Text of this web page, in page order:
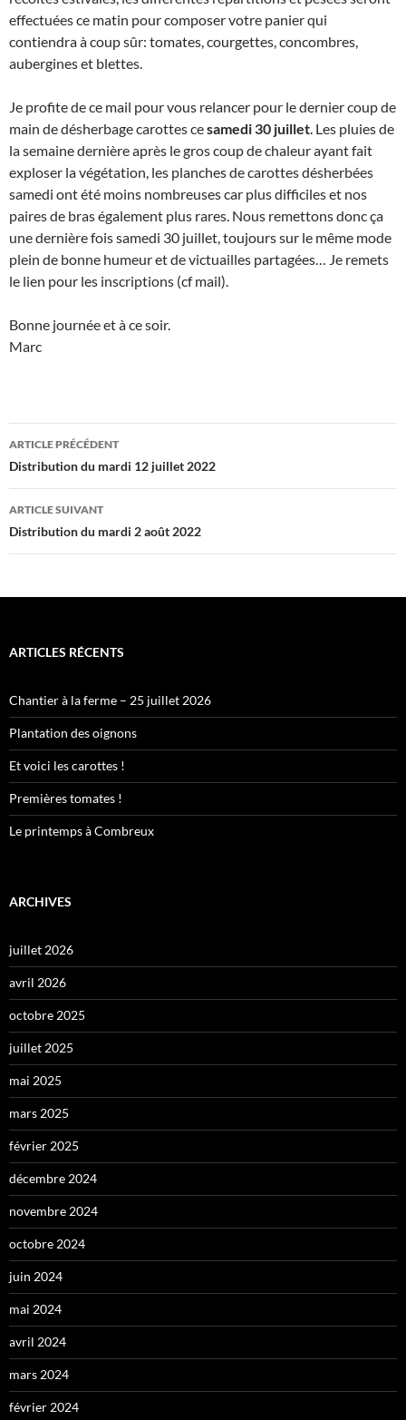
effectuées ce matin pour composer votre panier qui
contiendra à coup sûr: tomates, courgettes, concombres,
aubergines et blettes.
Je profite de ce mail pour vous relancer pour le dernier coup de
main de désherbage carottes cesamedi 30 juillet. Les pluies de
la semaine dernière après le gros coup de chaleur ayant fait
exploser la végétation, les planches de carottes désherbées
samedi ont été moins nombreuses car plus difficiles et nos
paires de bras également plus rares. Nous remettons donc ça
une dernière fois samedi 30 juillet, toujours sur le même mode
plein de bonne humeur et de victuailles partagées… Je remets
le lien pour les inscriptions (cf mail).
Bonne journée et à ce soir.
Marc
Navigation
des
articles
ARTICLE PRÉCÉDENT
Distribution du mardi 12 juillet 2022
ARTICLE SUIVANT
Distribution du mardi 2 août 2022
ARTICLES RÉCENTS
Chantier à la ferme – 25 juillet 2026
Plantation des oignons
Et voici les carottes !
Premières tomates !
Le printemps à Combreux
ARCHIVES
juillet 2026
avril 2026
octobre 2025
juillet 2025
mai 2025
mars 2025
février 2025
décembre 2024
novembre 2024
octobre 2024
juin 2024
mai 2024
avril 2024
mars 2024
février 2024